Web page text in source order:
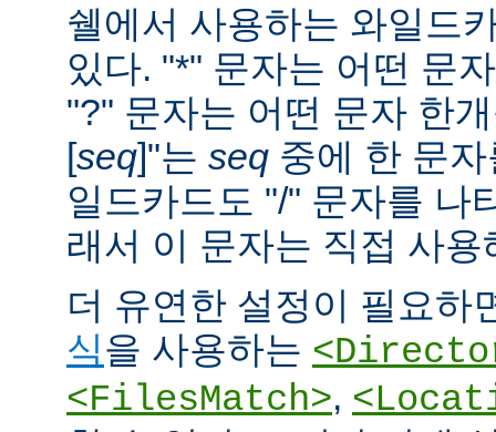
쉘에서 사용하는 와일드
있다. "*" 문자는 어떤 문
"?" 문자는 어떤 문자 한
[seq]"는 seq 중에 한 문
일드카드도 "/" 문자를 나
래서 이 문자는 직접 사용
더 유연한 설정이 필요하
식을 사용하는
<FilesMatch>,